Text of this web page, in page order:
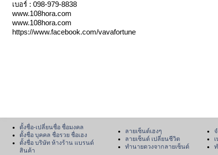
เบอร์ : 098-979-8838
www.108hora.com
www.108hora.com
https://www.facebook.com/vavafortune
ตั้งชื่อ-เปลี่ยนชื่อ ชื่อมงคล
ตั้งชื่อ บุคคล ชื่อรวย ชื่อเฮง
ตั้งชื่อ บริษัท ห้างร้าน แบรนด์
สินค้า
ลายเซ็นต์เฮงๆ
ลายเซ็นต์ เปลี่ยนชีวิต
ทำนายดวงจากลายเซ็นต์